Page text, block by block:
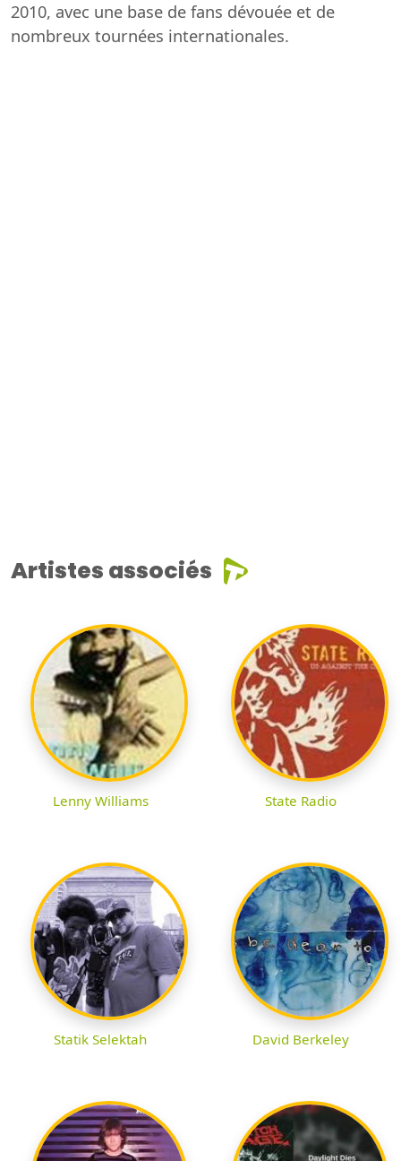
2010, avec une base de fans dévouée et de
nombreux tournées internationales.
Artistes associés
Lenny Williams State Radio
Statik Selektah David Berkeley